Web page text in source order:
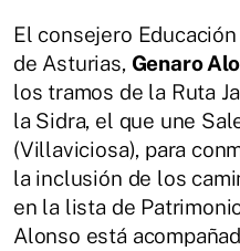
El consejero
de Asturias, Genaro
los tramos de la Ruta
la Sidra, el que une
(Villaviciosa), para
la inclusión de los
en la lista de
Alonso está